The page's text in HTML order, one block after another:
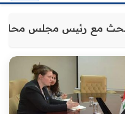
يبحث مع رئيس مجلس